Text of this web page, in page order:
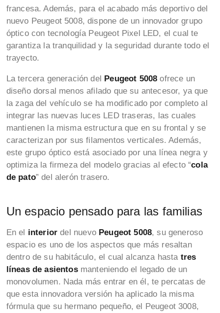
francesa. Además, para el acabado más deportivo del
nuevo Peugeot 5008, dispone de un innovador grupo
óptico con tecnología Peugeot Pixel LED, el cual te
garantiza la tranquilidad y la seguridad durante todo el
trayecto.
La tercera generación del Peugeot 5008 ofrece un
diseño dorsal menos afilado que su antecesor, ya que
la zaga del vehículo se ha modificado por completo al
integrar las nuevas luces LED traseras, las cuales
mantienen la misma estructura que en su frontal y se
caracterizan por sus filamentos verticales. Además,
este grupo óptico está asociado por una línea negra y
optimiza la firmeza del modelo gracias al efecto “cola
de pato” del alerón trasero.
Un espacio pensado para las familias
En el interiordel nuevo Peugeot 5008, su generoso
espacio es uno de los aspectos que más resaltan
dentro de su habitáculo, el cual alcanza hasta tres
líneas de asientosmanteniendo el legado de un
monovolumen. Nada más entrar en él, te percatas de
que esta innovadora versión ha aplicado la misma
fórmula que su hermano pequeño, el Peugeot 3008,